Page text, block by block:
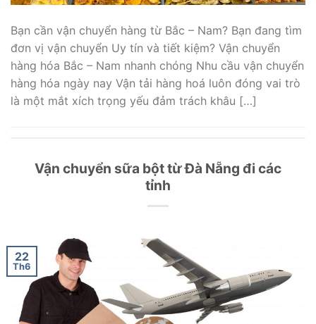
Bạn cần vận chuyển hàng từ Bắc – Nam? Bạn đang tìm
đơn vị vận chuyển Uy tín và tiết kiệm? Vận chuyển
hàng hóa Bắc – Nam nhanh chóng Nhu cầu vận chuyển
hàng hóa ngày nay Vận tải hàng hoá luôn đóng vai trò
là một mắt xích trọng yếu đảm trách khâu […]
Vận chuyển sữa bột từ Đà Nẵng đi các
tỉnh
22
Th6